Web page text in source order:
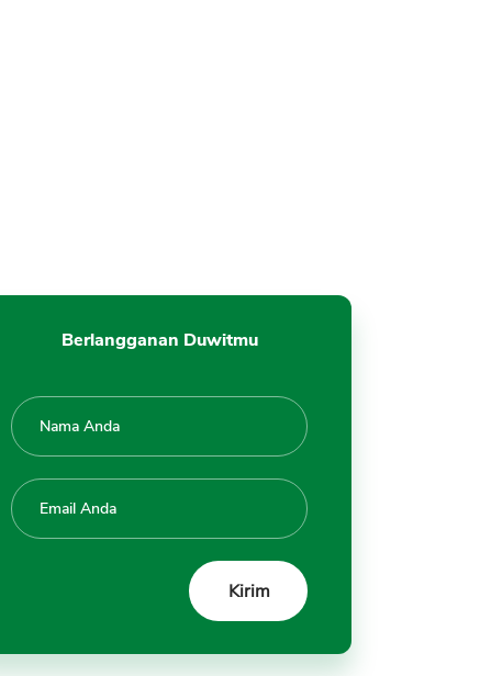
12. Transfer Bitcoin BTC, Aset
13. Simpan Bitcoin, Kripto di
14. Keamanan Transaksi di
TokoCrypto
15. Tool Analisa Trading Kripto
Bitcoin di TokoCrypto
Berlangganan Duwitmu